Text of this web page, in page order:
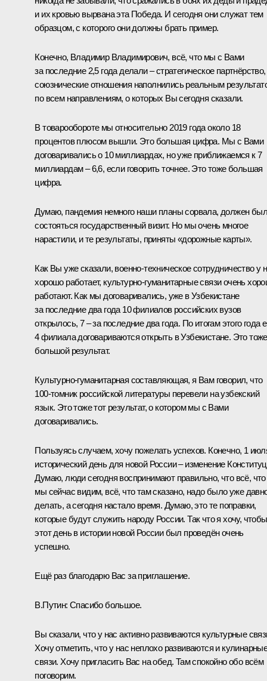
и их кровью вырвана эта Победа. И сегодня они служат тем
образцом, с которого они должны брать пример.
Конечно, Владимир Владимирович, всё, что мы с Вами
за последние 2,5 года делали – стратегическое партнёрство,
союзнические отношения наполнились реальным
по всем направлениям, о которых Вы сегодня сказали.
В товарообороте мы относительно 2019 года около 18
процентов плюсом вышли. Это большая цифра. Мы с Вами
договаривались о 10 миллиардах, но уже приближаемся к 7
миллиардам – 6,6, если говорить точнее. Это тоже большая
цифра.
Думаю, пандемия немного наши планы сорвала, должен был
состояться государственный визит. Но мы очень многое
нарастили, и те результаты, приняты «дорожные карты».
Как Вы уже сказали, военно-техническое сотрудничество у
хорошо работает, культурно-гуманитарные связи очень
работают. Как мы договаривались, уже в Узбекистане
за последние два года 10 филиалов российских вузов
открылось, 7 – за последние два года. По итогам этого года
4 филиала договариваются открыть в Узбекистане. Это тоже
большой результат.
Культурно-гуманитарная составляющая, я Вам говорил, что
100-томник российской литературы перевели на узбекский
язык. Это тоже тот результат, о котором мы с Вами
договаривались.
Пользуясь случаем, хочу пожелать успехов. Конечно, 1
исторический день для новой России – изменение
Думаю, люди сегодня воспринимают правильно, что всё, что
мы сейчас видим, всё, что там сказано, надо было уже
делать, а сегодня настало время. Думаю, это те поправки,
которые будут служить народу России. Так что я хочу, чтобы
этот день в истории новой России был проведён очень
успешно.
Ещё раз благодарю Вас за приглашение.
В.Путин: Спасибо большое.
Вы сказали, что у нас активно развиваются культурные
Хочу отметить, что у нас неплохо развиваются и
связи. Хочу пригласить Вас на обед. Там спокойно обо всём
поговорим.